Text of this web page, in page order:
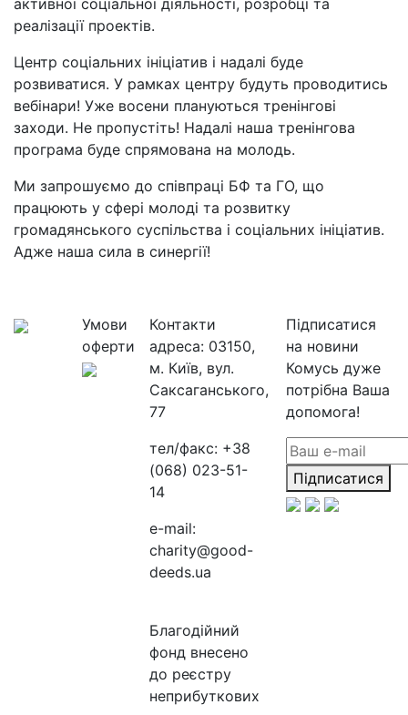
активної соціальної діяльності, розробці та
реалізації проектів.
Центр соціальних ініціатив і надалі буде
розвиватися. У рамках центру будуть проводитись
вебінари! Уже восени плануються тренінгові
заходи. Не пропустіть! Надалі наша тренінгова
програма буде спрямована на молодь.
Ми запрошуємо до співпраці БФ та ГО, що
працюють у сфері молоді та розвитку
громадянського суспільства і соціальних ініціатив.
Адже наша сила в синергії!
Умови
оферти
Контакти
адреса: 03150,
м. Київ, вул.
Саксаганського,
77
тел/факс: +38
(068) 023-51-
14
e-mail:
charity@good-
deeds.ua
Благодійний
фонд внесено
до реєстру
неприбуткових
Підписатися
на новини
Комусь дуже
потрібна Ваша
допомога!
Підписатися